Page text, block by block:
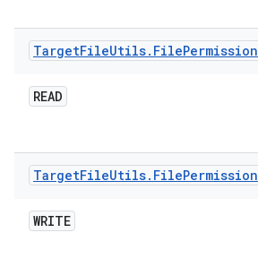
TargetFileUtils. FilePermission
READ
TargetFileUtils. FilePermission
WRITE